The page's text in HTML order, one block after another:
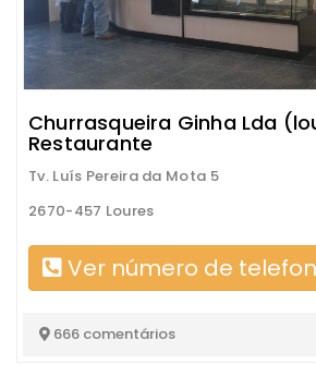
Churrasqueira Ginha Lda
Restaurante
Tv. Luís Pereira da Mota 5
2670-457 Loures
Ver número de
666 comentários